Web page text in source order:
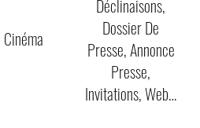
Cinéma
Déclinaisons,
Dossier De
Presse, Annonce
Presse,
Invitations, Web…